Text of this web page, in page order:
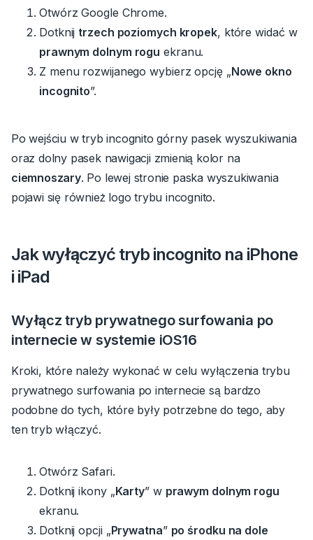
Otwórz Google Chrome.
Dotknij trzech poziomych kropek, które widać w
prawnym dolnym rogu ekranu.
Z menu rozwijanego wybierz opcję „Nowe okno
incognito”.
Po wejściu w tryb incognito górny pasek wyszukiwania
oraz dolny pasek nawigacji zmienią kolor na
ciemnoszary. Po lewej stronie paska wyszukiwania
pojawi się również logo trybu incognito.
Jak wyłączyć tryb incognito na iPhone
i iPad
Wyłącz tryb prywatnego surfowania po
internecie w systemie iOS16
Kroki, które należy wykonać w celu wyłączenia trybu
prywatnego surfowania po internecie są bardzo
podobne do tych, które były potrzebne do tego, aby
ten tryb włączyć.
Otwórz Safari.
Dotknij ikony „Karty” w prawym dolnym rogu
ekranu.
Dotknij opcji „Prywatna” po środku na dole